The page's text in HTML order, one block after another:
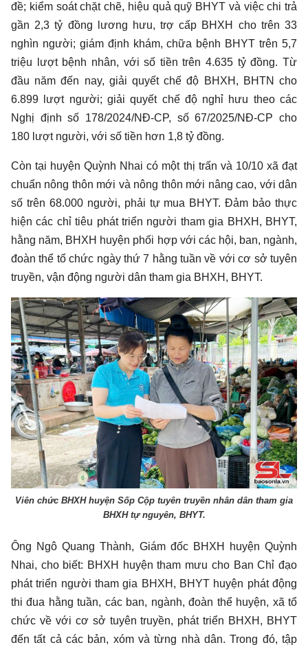
đề; kiểm soát chặt chẽ, hiệu quả quỹ BHYT và việc chi trả
gần 2,3 tỷ đồng lương hưu, trợ cấp BHXH cho trên 33
nghìn người; giám định khám, chữa bệnh BHYT trên 5,7
triệu lượt bệnh nhân, với số tiền trên 4.635 tỷ đồng. Từ
đầu năm đến nay, giải quyết chế độ BHXH, BHTN cho
6.899 lượt người; giải quyết chế độ nghỉ hưu theo các
Nghị định số 178/2024/NĐ-CP, số 67/2025/NĐ-CP cho
180 lượt người, với số tiền hơn 1,8 tỷ đồng.
Còn tại huyện Quỳnh Nhai có một thị trấn và 10/10 xã đạt
chuẩn nông thôn mới và nông thôn mới nâng cao, với dân
số trên 68.000 người, phải tự mua BHYT. Đảm bảo thực
hiện các chỉ tiêu phát triển người tham gia BHXH, BHYT,
hằng năm, BHXH huyện phối hợp với các hội, ban, ngành,
đoàn thể tổ chức ngày thứ 7 hằng tuần về với cơ sở tuyên
truyền, vận động người dân tham gia BHXH, BHYT.
Viên chức BHXH huyện Sốp Cộp tuyên truyền nhân dân tham gia
BHXH tự nguyên, BHYT.
Ông Ngô Quang Thành, Giám đốc BHXH huyện Quỳnh
Nhai, cho biết: BHXH huyện tham mưu cho Ban Chỉ đạo
phát triển người tham gia BHXH, BHYT huyện phát động
thi đua hằng tuần, các ban, ngành, đoàn thể huyện, xã tổ
chức về với cơ sở tuyên truyền, phát triển BHXH, BHYT
đến tất cả các bản, xóm và từng nhà dân. Trong đó, tập